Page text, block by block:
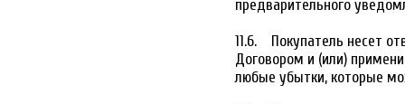
предварительного
11.6. Покупатель несет
Договором и (или)
любые убытки, которые